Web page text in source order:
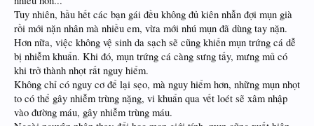
Tuy nhiên, hầu hết các bạn gái đều không đủ kiên nhẫn đợi mụn già
rồi mới nặn nhân mà nhiều em, vừa mới nhú mụn đã dùng tay nặn.
Hơn nữa, việc không vệ sinh da sạch sẽ cũng khiến mụn trứng cá dễ
bị nhiễm khuẩn. Khi đó, mụn trứng cá càng sưng tấy, mưng mủ có
khi trở thành nhọt rất nguy hiểm.
Không chỉ có nguy cơ để lại sẹo, mà nguy hiểm hơn, những mụn nhọt
to có thể gây nhiễm trùng nặng, vi khuẩn qua vết loét sẽ xâm nhập
vào đường máu, gây nhiễm trùng máu.